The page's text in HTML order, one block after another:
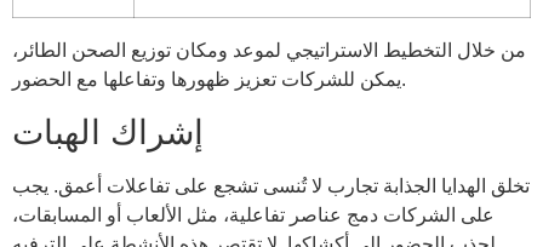
من خلال التخطيط الاستراتيجي لموعد ومكان توزيع الصحن الطائر،
يمكن للشركات تعزيز ظهورها وتفاعلها مع الحضور.
إشراك الهبات
تخلق الهدايا الجذابة تجارب لا تُنسى تشجع على تفاعلات أعمق. يجب
على الشركات دمج عناصر تفاعلية، مثل الألعاب أو المسابقات،